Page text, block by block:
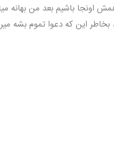
باشیم بعد من بهانه
این که دعوا تموم بشه